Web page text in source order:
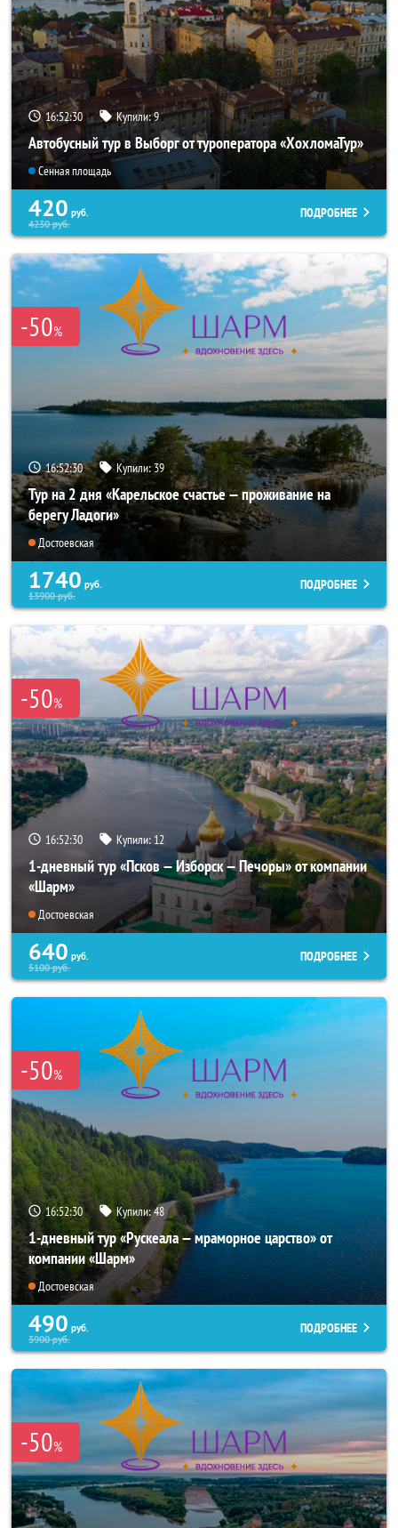
16:52:29 Купили:9
Автобусный тур в Выборг от туроператора «ХохломаТур»
Сенная площадь
420 руб.
4230руб.
ПОДРОБНЕЕ
-50%
16:52:29 Купили:39
Тур на 2 дня «Карельское счастье — проживание на
берегу Ладоги»
Достоевская
1740 руб.
13900руб.
ПОДРОБНЕЕ
-50%
16:52:29 Купили: 12
1-дневный тур «Псков — Изборск — Печоры» от компании
«Шарм»
Достоевская
640 руб.
5100руб.
ПОДРОБНЕЕ
-50%
16:52:29 Купили:48
1-дневный тур «Рускеала — мраморное царство» от
компании «Шарм»
Достоевская
490 руб.
3900руб.
ПОДРОБНЕЕ
-50%